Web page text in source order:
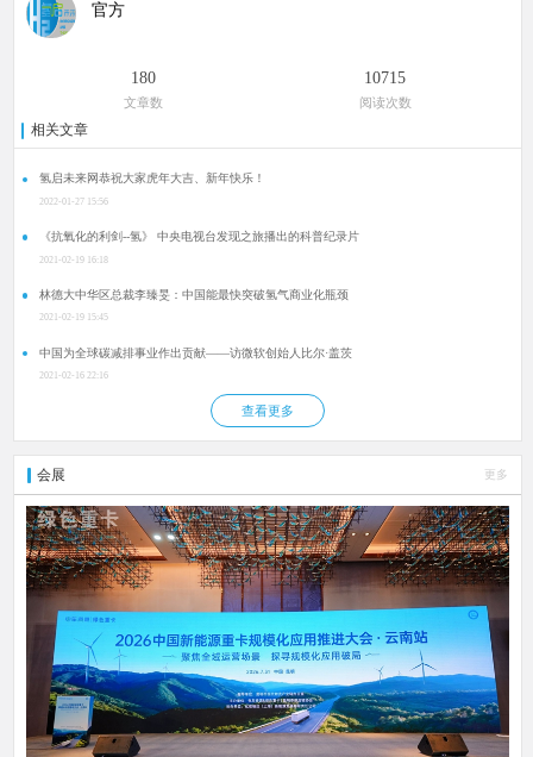
官方
180
文章数
10715
阅读次数
相关文章
氢启未来网恭祝大家虎年大吉、新年快乐！
2022-01-27 15:56
《抗氧化的利剑--氢》 中央电视台发现之旅播出的科普纪录片
2021-02-19 16:18
林德大中华区总裁李臻旻：中国能最快突破氢气商业化瓶颈
2021-02-19 15:45
中国为全球碳减排事业作出贡献——访微软创始人比尔·盖茨
2021-02-16 22:16
查看更多
会展 更多